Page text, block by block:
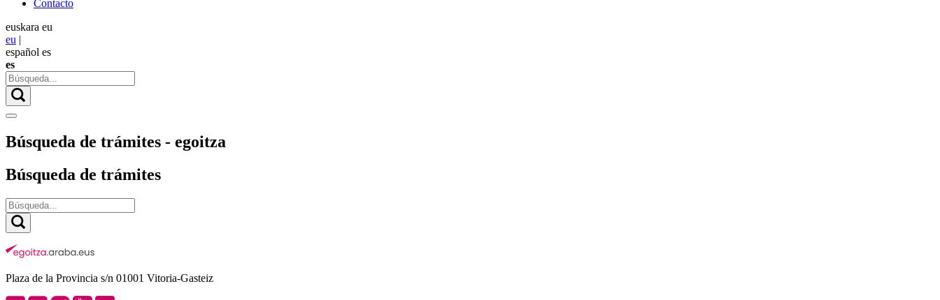
Contacto
euskara eu
eu |
español es
es
Búsqueda de trámites - egoitza
Búsqueda de trámites
Plaza de la Provincia s/n 01001 Vitoria-Gasteiz